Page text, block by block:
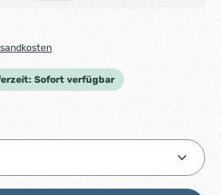
Sofort verfügbar
den gewünschten Wert ein